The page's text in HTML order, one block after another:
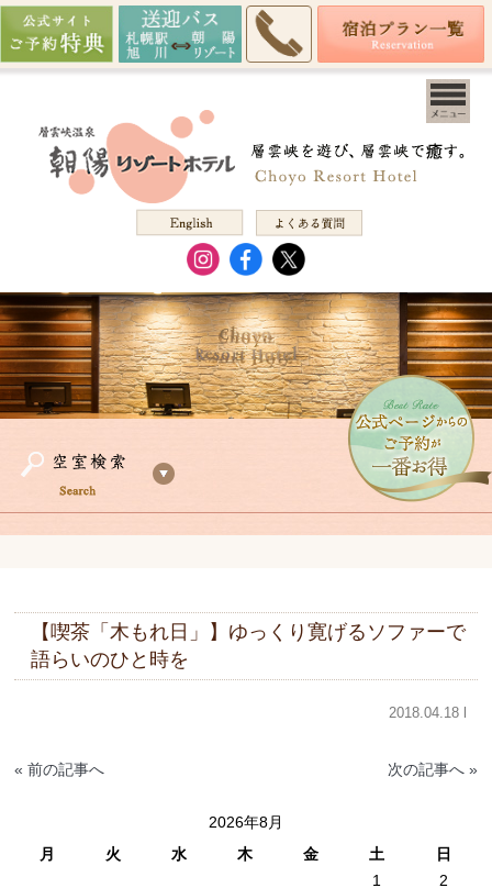
【喫茶「木もれ日」】ゆっくり寛げるソファーで
語らいのひと時を
2018.04.18 l
« 前の記事へ 次の記事へ »
2026年8月
月
火 水 木 金 土
日
1
2